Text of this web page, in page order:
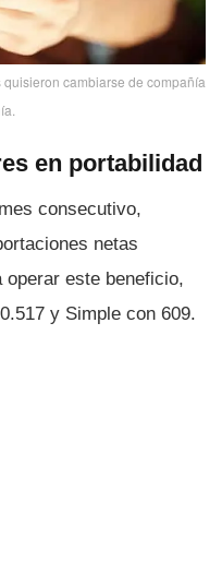
cambiarse de compañí­a
en portabilidad
consecutivo,
netas
operar este beneficio,
y Simple con 609.